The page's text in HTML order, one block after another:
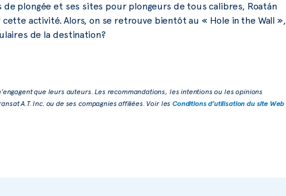
plongée et ses sites pour plongeurs de tous calibres, Roatán
activité. Alors, on se retrouve bientôt au « Hole in the Wall »,
de la destination?
que leurs auteurs. Les recommandations, les intentions ou les opinions
A.T. Inc. ou de ses compagnies affiliées. Voir lesConditions d’utilisation du site Web